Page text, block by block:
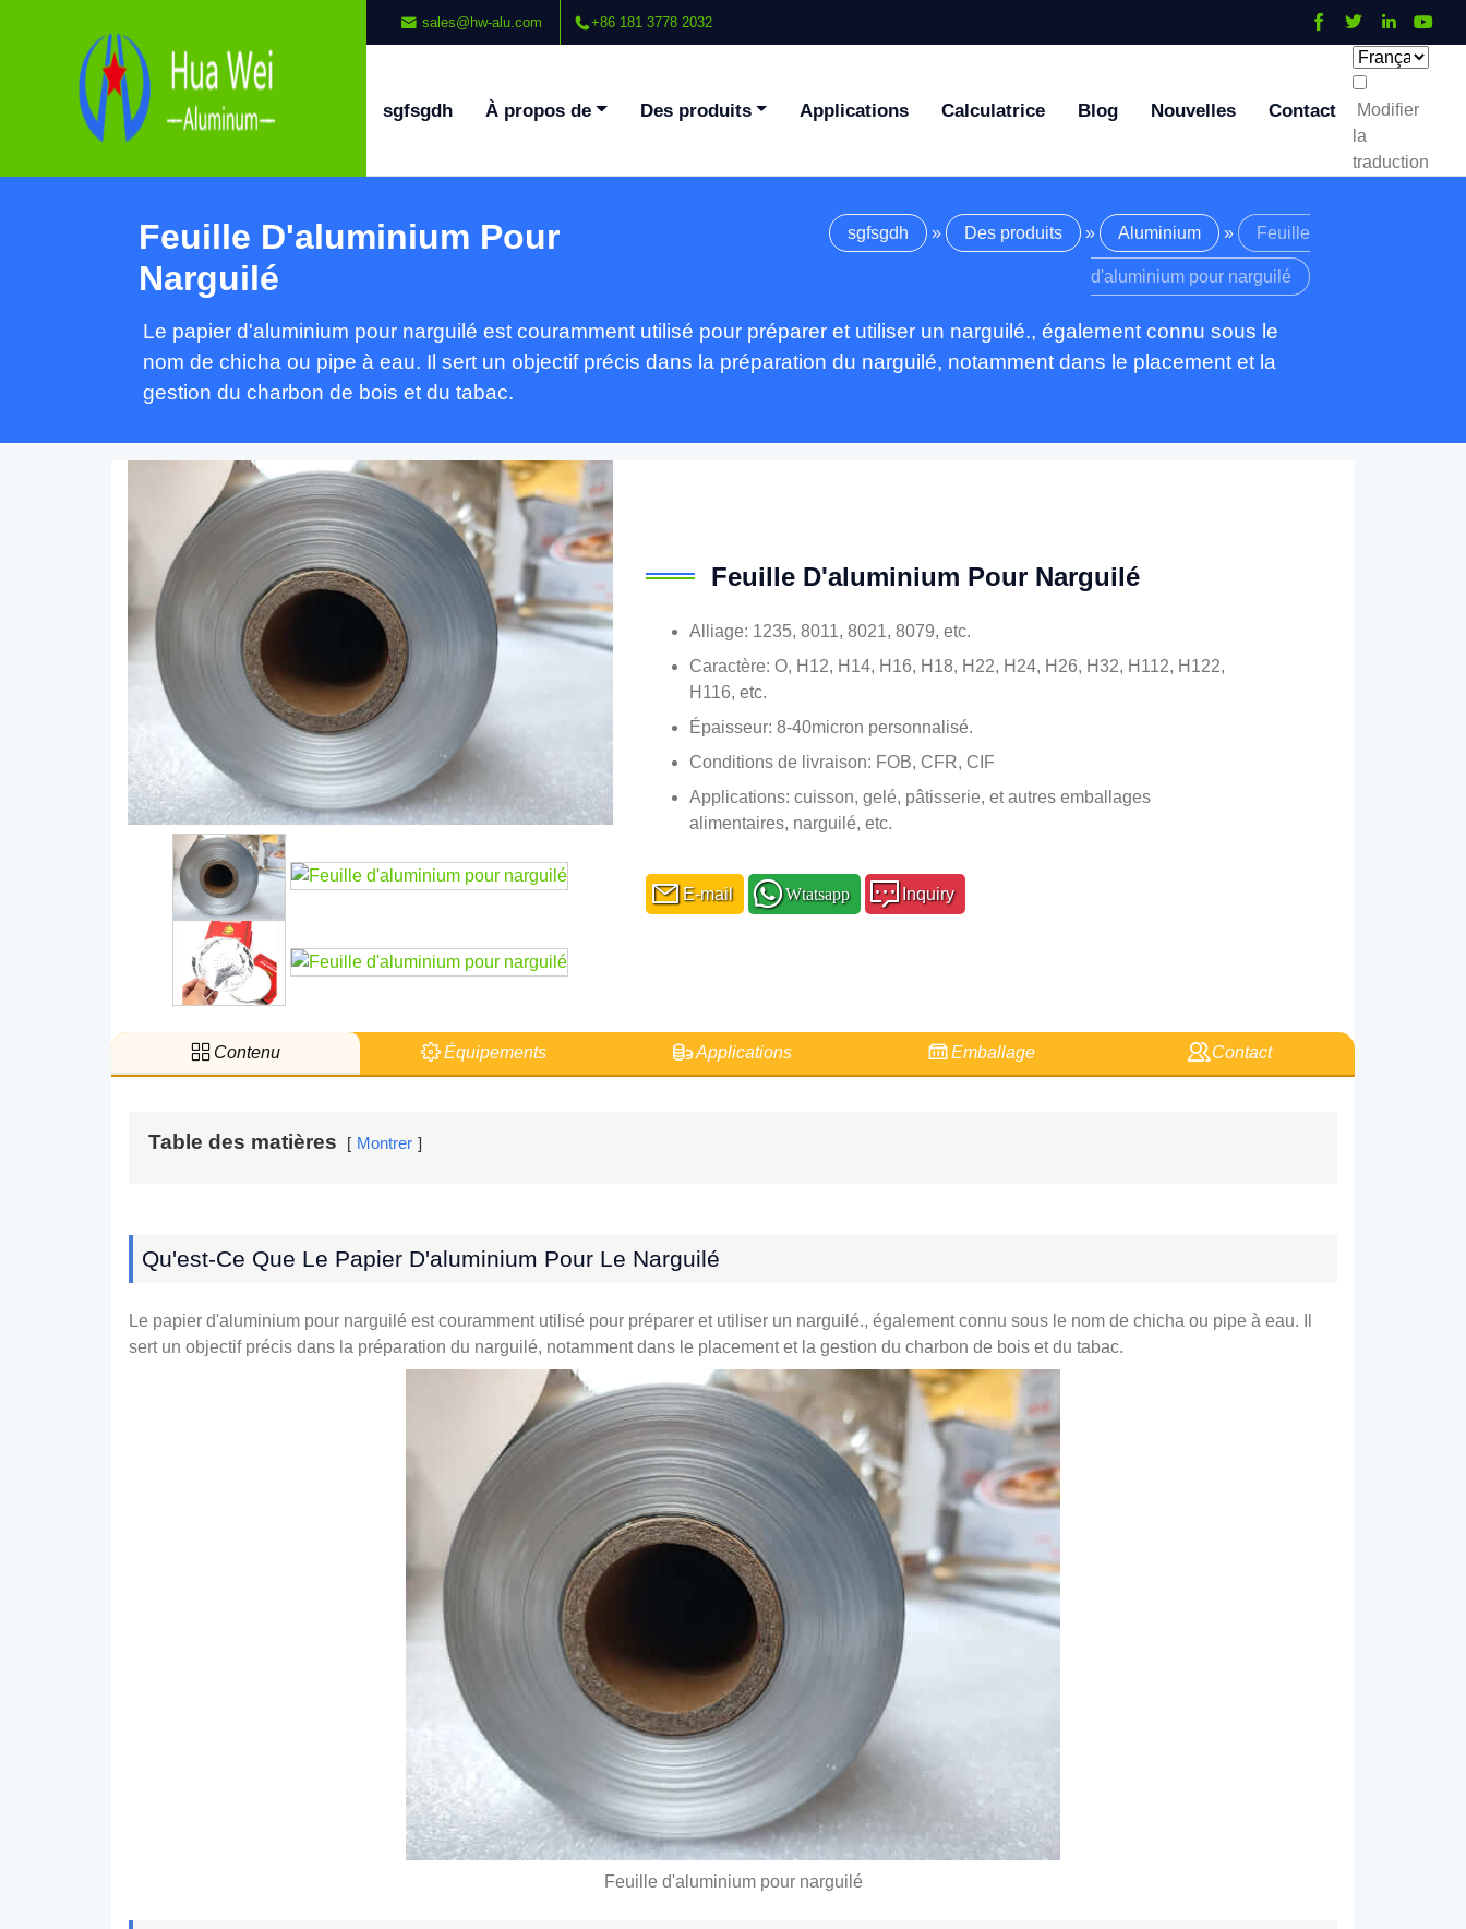
sales@hw-alu.com +86 181 3778 2032
sgfsgdh À propos de Des produits Applications Calculatrice Blog Nouvelles Contact
Modifier
la
traduction
Feuille D'aluminium Pour
Narguilé
sgfsgdh » Des produits » Aluminium » Feuille
d'aluminium pour narguilé
Le papier d'aluminium pour narguilé est couramment utilisé pour préparer et utiliser un narguilé., également connu sous le
nom de chicha ou pipe à eau. Il sert un objectif précis dans la préparation du narguilé, notamment dans le placement et la
gestion du charbon de bois et du tabac.
Feuille D'aluminium Pour Narguilé
Alliage: 1235, 8011, 8021, 8079, etc.
Caractère: O, H12, H14, H16, H18, H22, H24, H26, H32, H112, H122,
H116, etc.
Épaisseur: 8-40micron personnalisé.
Conditions de livraison: FOB, CFR, CIF
Applications: cuisson, gelé, pâtisserie, et autres emballages
alimentaires, narguilé, etc.
E-mail Wtatsapp Inquiry
Contenu Équipements Applications Emballage Contact
Table des matières Montrer
Qu'est-Ce Que Le Papier D'aluminium Pour Le Narguilé
Le papier d'aluminium pour narguilé est couramment utilisé pour préparer et utiliser un narguilé., également connu sous le nom de chicha ou pipe à eau. Il
sert un objectif précis dans la préparation du narguilé, notamment dans le placement et la gestion du charbon de bois et du tabac.
Feuille d'aluminium pour narguilé